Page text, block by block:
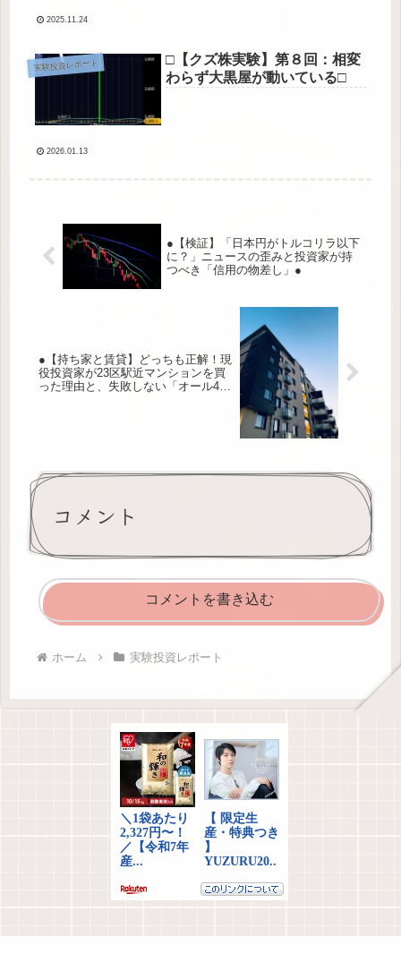
2025.11.24
実験投資レポート
□【クズ株実験】第８回：相変
わらず大黒屋が動いている□
2026.01.13
●【検証】「日本円がトルコリラ以下
に？」ニュースの歪みと投資家が持
つべき「信用の物差し」●
●【持ち家と賃貸】どっちも正解！現
役投資家が23区駅近マンションを買
った理由と、失敗しない「オール4」
コメント
コメントを書き込む
ホーム 実験投資レポート